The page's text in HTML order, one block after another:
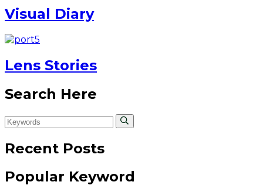
Visual Diary
Lens Stories
Search Here
Recent Posts
Popular Keyword